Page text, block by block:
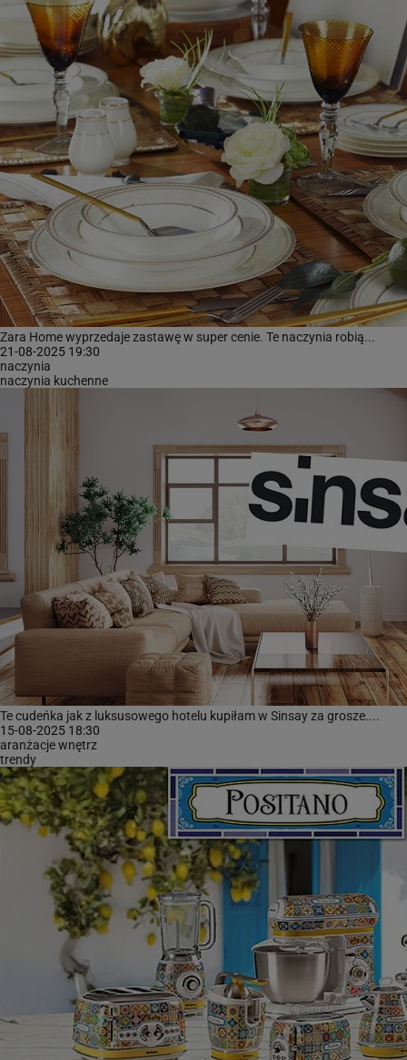
Zara Home wyprzedaje zastawę w super cenie. Te naczynia robią...
21-08-2025 19:30
naczynia
naczynia kuchenne
Te cudeńka jak z luksusowego hotelu kupiłam w Sinsay za grosze....
15-08-2025 18:30
aranżacje wnętrz
trendy